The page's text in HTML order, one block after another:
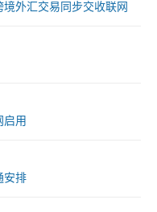
外汇交易同步交收联网
启用
安排